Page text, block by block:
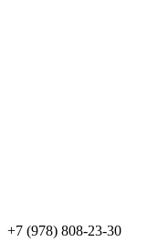
+7 (978) 808-23-30